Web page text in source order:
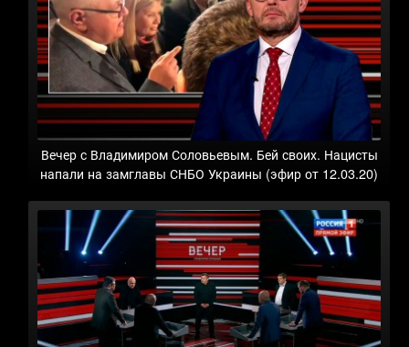
Вечер с Владимиром Соловьевым. Бей своих. Нацисты
напали на замглавы СНБО Украины (эфир от 12.03.20)